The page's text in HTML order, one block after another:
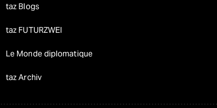
taz Blogs
taz FUTURZWEI
Le Monde diplomatique
taz Archiv